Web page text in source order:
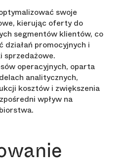
swoje
kierując oferty do
segmentów klientów, co
działań promocyjnych i
sprzedażowe.
operacyjnych, oparta
analitycznych,
kosztów i zwiększenia
wpływ na